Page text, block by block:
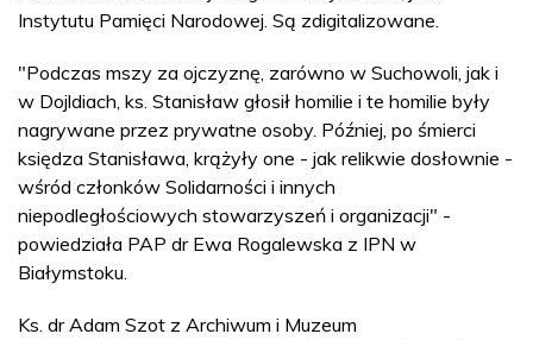
Instytutu Pamięci Narodowej. Są zdigitalizowane.
"Podczas mszy za ojczyznę, zarówno w Suchowoli, jak i
w Dojldiach, ks. Stanisław głosił homilie i te homilie były
nagrywane przez prywatne osoby. Później, po śmierci
księdza Stanisława, krążyły one - jak relikwie dosłownie -
wśród członków Solidarności i innych
niepodległościowych stowarzyszeń i organizacji" -
powiedziała PAP dr Ewa Rogalewska z IPN w
Białymstoku.
Ks. dr Adam Szot z Archiwum i Muzeum